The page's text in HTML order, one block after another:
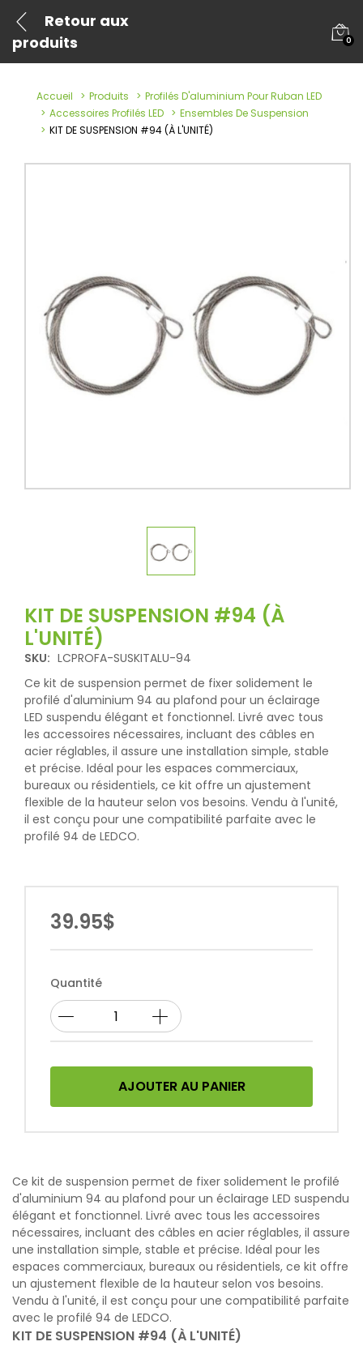
Retour aux
produits
0
Accueil Produits
Profilés D'aluminium Pour Ruban LED
Accessoires Profilés LED
Ensembles De Suspension
KIT DE SUSPENSION #94 (À L'UNITÉ)
KIT DE SUSPENSION #94 (À
L'UNITÉ)
SKU: LCPROFA-SUSKITALU-94
Ce kit de suspension permet de fixer solidement le
profilé d'aluminium 94 au plafond pour un éclairage
LED suspendu élégant et fonctionnel. Livré avec tous
les accessoires nécessaires, incluant des câbles en
acier réglables, il assure une installation simple, stable
et précise. Idéal pour les espaces commerciaux,
bureaux ou résidentiels, ce kit offre un ajustement
flexible de la hauteur selon vos besoins. Vendu à l'unité,
il est conçu pour une compatibilité parfaite avec le
profilé 94 de LEDCO.
39.95$
Quantité
AJOUTER AU PANIER
Ce kit de suspension permet de fixer solidement le profilé
d'aluminium 94 au plafond pour un éclairage LED suspendu
élégant et fonctionnel. Livré avec tous les accessoires
nécessaires, incluant des câbles en acier réglables, il assure
une installation simple, stable et précise. Idéal pour les
espaces commerciaux, bureaux ou résidentiels, ce kit offre
un ajustement flexible de la hauteur selon vos besoins.
Vendu à l'unité, il est conçu pour une compatibilité parfaite
avec le profilé 94 de LEDCO.
KIT DE SUSPENSION #94 (À L'UNITÉ)